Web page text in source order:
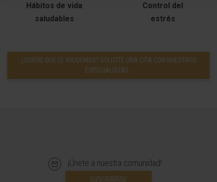
Hábitos de vida
saludables
Control del
estrés
¿QUIERE QUE LE AYUDEMOS? SOLICITE UNA CITA CON NUESTROS
ESPECIALISTAS
¡Únete a nuestra comunidad!
SUSCRIBIRSE